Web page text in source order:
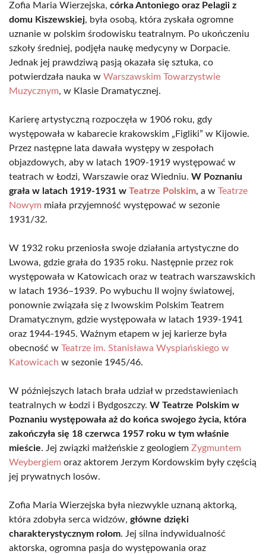
Zofia Maria Wierzejska, córka Antoniego oraz Pelagii z
domu Kiszewskiej, była osobą, która zyskała ogromne
uznanie w polskim środowisku teatralnym. Po ukończeniu
szkoły średniej, podjęła naukę medycyny w Dorpacie.
Jednak jej prawdziwą pasją okazała się sztuka, co
potwierdzała nauka w Warszawskim Towarzystwie
Muzycznym, w Klasie Dramatycznej.
Karierę artystyczną rozpoczęła w 1906 roku, gdy
występowała w kabarecie krakowskim „Figliki” w Kijowie.
Przez następne lata dawała występy w zespołach
objazdowych, aby w latach 1909-1919 występować w
teatrach w Łodzi, Warszawie oraz Wiedniu. W Poznaniu
grała w latach 1919-1931 w Teatrze Polskim, a w Teatrze
Nowym miała przyjemność występować w sezonie
1931/32.
W 1932 roku przeniosła swoje działania artystyczne do
Lwowa, gdzie grała do 1935 roku. Następnie przez rok
występowała w Katowicach oraz w teatrach warszawskich
w latach 1936–1939. Po wybuchu II wojny światowej,
ponownie związała się z lwowskim Polskim Teatrem
Dramatycznym, gdzie występowała w latach 1939-1941
oraz 1944-1945. Ważnym etapem w jej karierze była
obecność w Teatrze im. Stanisława Wyspiańskiego w
Katowicach w sezonie 1945/46.
W późniejszych latach brała udział w przedstawieniach
teatralnych w Łodzi i Bydgoszczy. W Teatrze Polskim w
Poznaniu występowała aż do końca swojego życia, która
zakończyła się 18 czerwca 1957 roku w tym właśnie
mieście. Jej związki małżeńskie z geologiem Zygmuntem
Weybergiem oraz aktorem Jerzym Kordowskim były częścią
jej prywatnych losów.
Zofia Maria Wierzejska była niezwykle uznaną aktorką,
która zdobyła serca widzów, główne dzięki
charakterystycznym rolom. Jej silna indywidualność
aktorska, ogromna pasja do występowania oraz